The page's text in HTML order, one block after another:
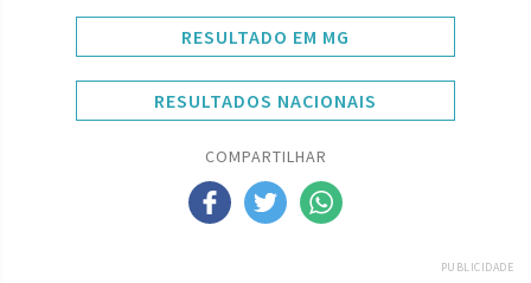
RESULTADO EM MG
RESULTADOS NACIONAIS
COMPARTILHAR
PUBLICIDADE